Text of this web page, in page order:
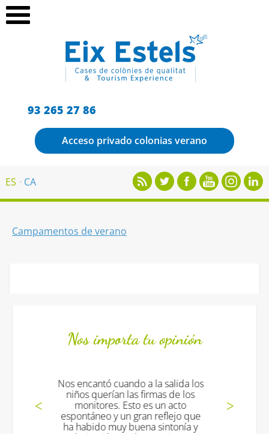
93 265 27 86
Acceso privado colonias verano
ES CA
Campamentos de verano
Nos importa tu opinión
a la salida los
es un acto
reflejo que
sintonía y
Desde Mallorca, gracias por
Luciana vino muy contenta y
muchas ganas de volver.
saludo. Gracias.